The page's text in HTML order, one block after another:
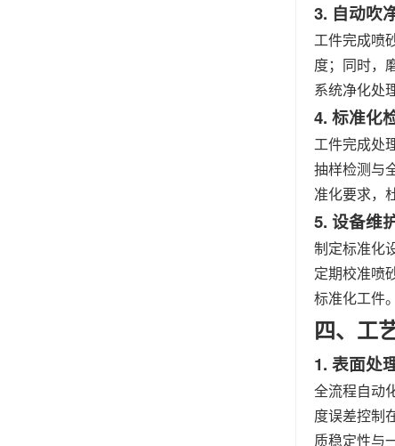
3. 自动吹
工件完成喷
度；同时，
系统净化处
4. 标准化
工件完成处
抽样检测与
准化要求，
5. 设备维
制定标准化
定期校准喷
标准化工件。
四、工
1. 表面处
全流程自动
度误差控制
质稳定性与